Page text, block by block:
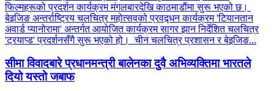
फिल्महरूको प्रदर्शन कार्यक्रम मंगलबारदेखि काठमाडौंमा सुरू भएको छ।
बेइजिङ अन्तर्राष्ट्रिय चलचित्र महोत्सवको प्रवद्र्धन कार्यक्रम 'टियानतान
अवार्ड प्यानोरामा' अन्तर्गत आयोजित कार्यक्रम सागर झान निर्देशित चलचित्र
'ट्रयाप्ड' प्रदर्शनसँगै सुरू भएको हो। चीन चलचित्र प्रशासन र बेइजिङ...
सीमा विवादबारे प्रधानमन्त्री बालेनका दुवै अभिव्यक्तिमा भारतले
दियो यस्तो जबाफ